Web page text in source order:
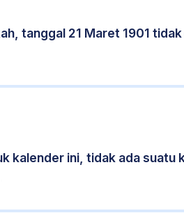
tanggal 21 Maret 1901
kalender ini, tidak ada suatu